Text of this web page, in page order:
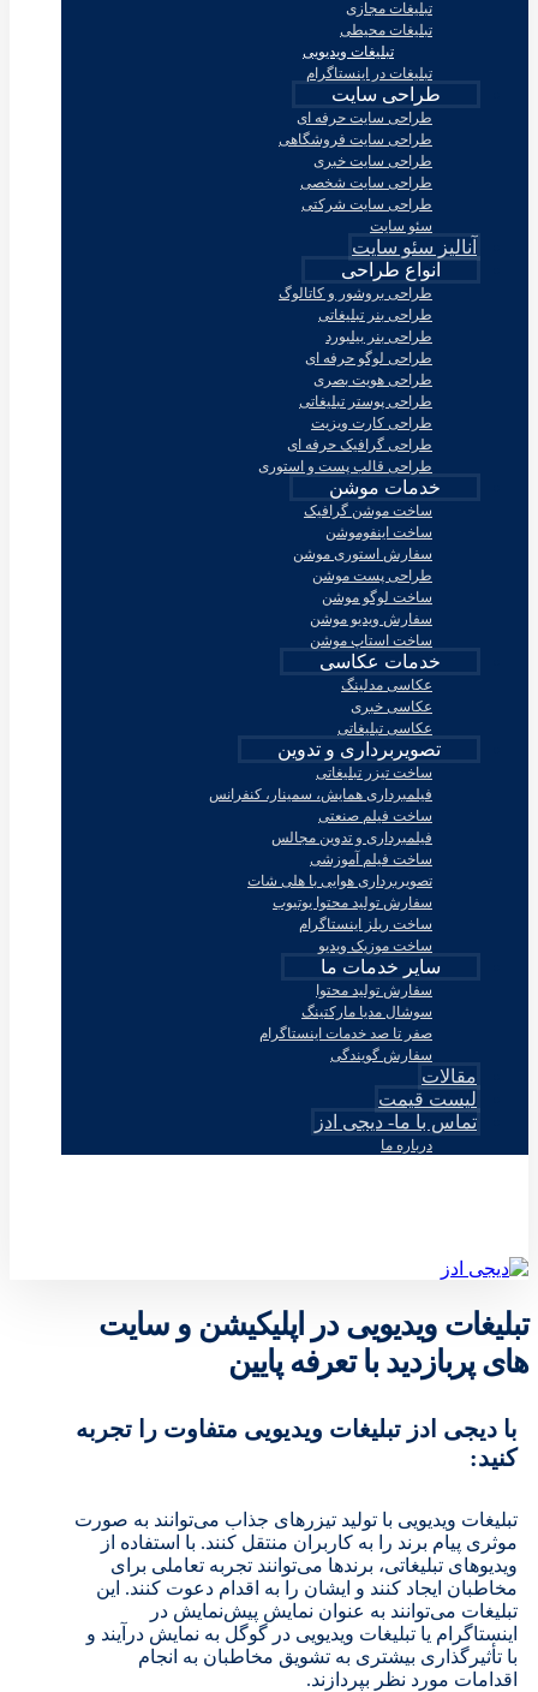
تبلیغات مجازی
تبلیغات محیطی
تبلیغات ویدیویی
تبلیغات در اینستاگرام
طراحی سایت
طراحی سایت حرفه ای
طراحی سایت فروشگاهی
طراحی سایت خبری
طراحی سایت شخصی
طراحی سایت شرکتی
سئو سایت
آنالیز سئو سایت
انواع طراحی
طراحی بروشور و کاتالوگ
طراحی بنر تبلیغاتی
طراحی بنر بیلبورد
طراحی لوگو حرفه ای
طراحی هویت بصری
طراحی پوستر تبلیغاتی
طراحی کارت ویزیت
طراحی گرافیک حرفه ای
طراحی قالب پست و استوری
خدمات موشن
ساخت موشن گرافیک
ساخت اینفوموشن
سفارش استوری موشن
طراحی پست موشن
ساخت لوگو موشن
سفارش ویدیو موشن
ساخت استاپ موشن
خدمات عکاسی
عکاسی مدلینگ
عکاسی خبری
عکاسی تبلیغاتی
تصویربرداری و تدوین
ساخت تیزر تبلیغاتی
فیلمبرداری همایش، سمینار، کنفرانس
ساخت فیلم صنعتی
فیلمبرداری و تدوین مجالس
ساخت فیلم آموزشی
تصویربرداری هوایی با هلی شات
سفارش تولید محتوا یوتیوب
ساخت ریلز اینستاگرام
ساخت موزیک ویدیو
سایر خدمات ما
سفارش تولید محتوا
سوشال مدیا مارکتینگ
صفر تا صد خدمات اینستاگرام
سفارش گویندگی
مقالات
لیست قیمت
تماس با ما- دیجی ادز
درباره ما
تبلیغات ویدیویی در اپلیکیشن و سایت
های پربازدید با تعرفه پایین
با دیجی ادز تبلیغات ویدیویی متفاوت را تجربه
کنید:
تبلیغات ویدیویی با تولید تیزرهای جذاب می‌توانند به صورت
موثری پیام برند را به کاربران منتقل کنند. با استفاده از
ویدیوهای تبلیغاتی، برندها می‌توانند تجربه تعاملی برای
مخاطبان ایجاد کنند و ایشان را به اقدام دعوت کنند. این
تبلیغات می‌توانند به عنوان نمایش پیش‌نمایش در
اینستاگرام یا تبلیغات ویدیویی در گوگل به نمایش درآیند و
با تأثیرگذاری بیشتری به تشویق مخاطبان به انجام
اقدامات مورد نظر بپردازند.